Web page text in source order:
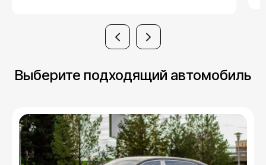
Выберите подходящий автомобиль